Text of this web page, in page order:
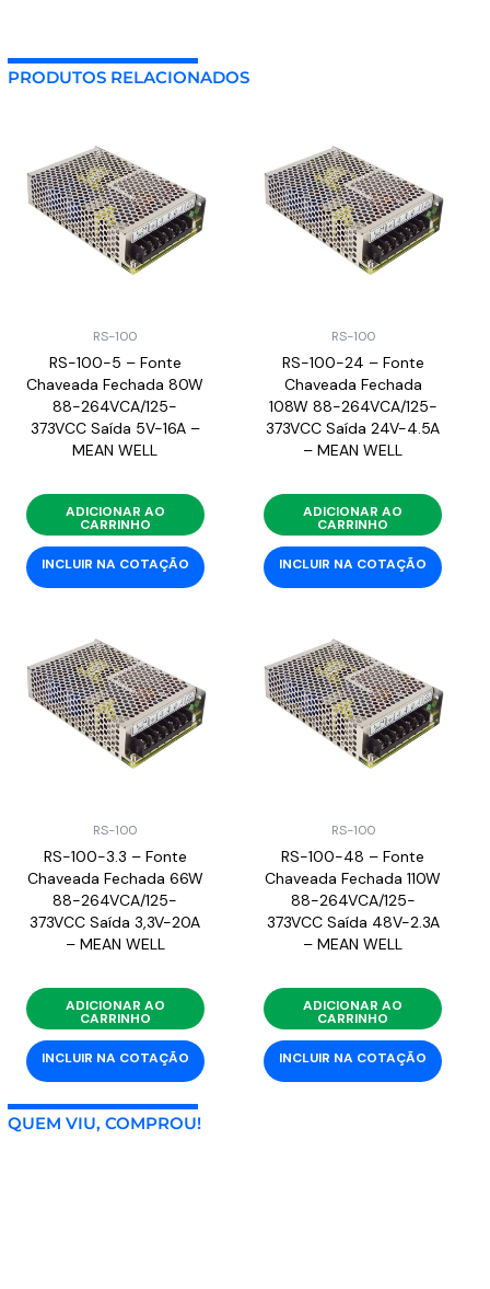
PRODUTOS RELACIONADOS
RS-100
RS-100-5 – Fonte
Chaveada Fechada 80W
88-264VCA/125-
373VCC Saída 5V-16A –
MEAN WELL
ADICIONAR AO
CARRINHO
INCLUIR NA COTAÇÃO
RS-100
RS-100-24 – Fonte
Chaveada Fechada
108W 88-264VCA/125-
373VCC Saída 24V-4.5A
– MEAN WELL
ADICIONAR AO
CARRINHO
INCLUIR NA COTAÇÃO
RS-100
RS-100-3.3 – Fonte
Chaveada Fechada 66W
88-264VCA/125-
373VCC Saída 3,3V-20A
– MEAN WELL
ADICIONAR AO
CARRINHO
INCLUIR NA COTAÇÃO
RS-100
RS-100-48 – Fonte
Chaveada Fechada 110W
88-264VCA/125-
373VCC Saída 48V-2.3A
– MEAN WELL
ADICIONAR AO
CARRINHO
INCLUIR NA COTAÇÃO
QUEM VIU, COMPROU!